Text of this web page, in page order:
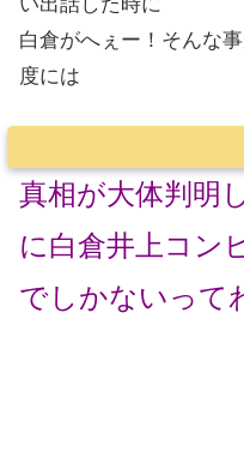
白倉がへぇー！そんな
度には
真相が大体判明
に白倉井上コン
でしかないって